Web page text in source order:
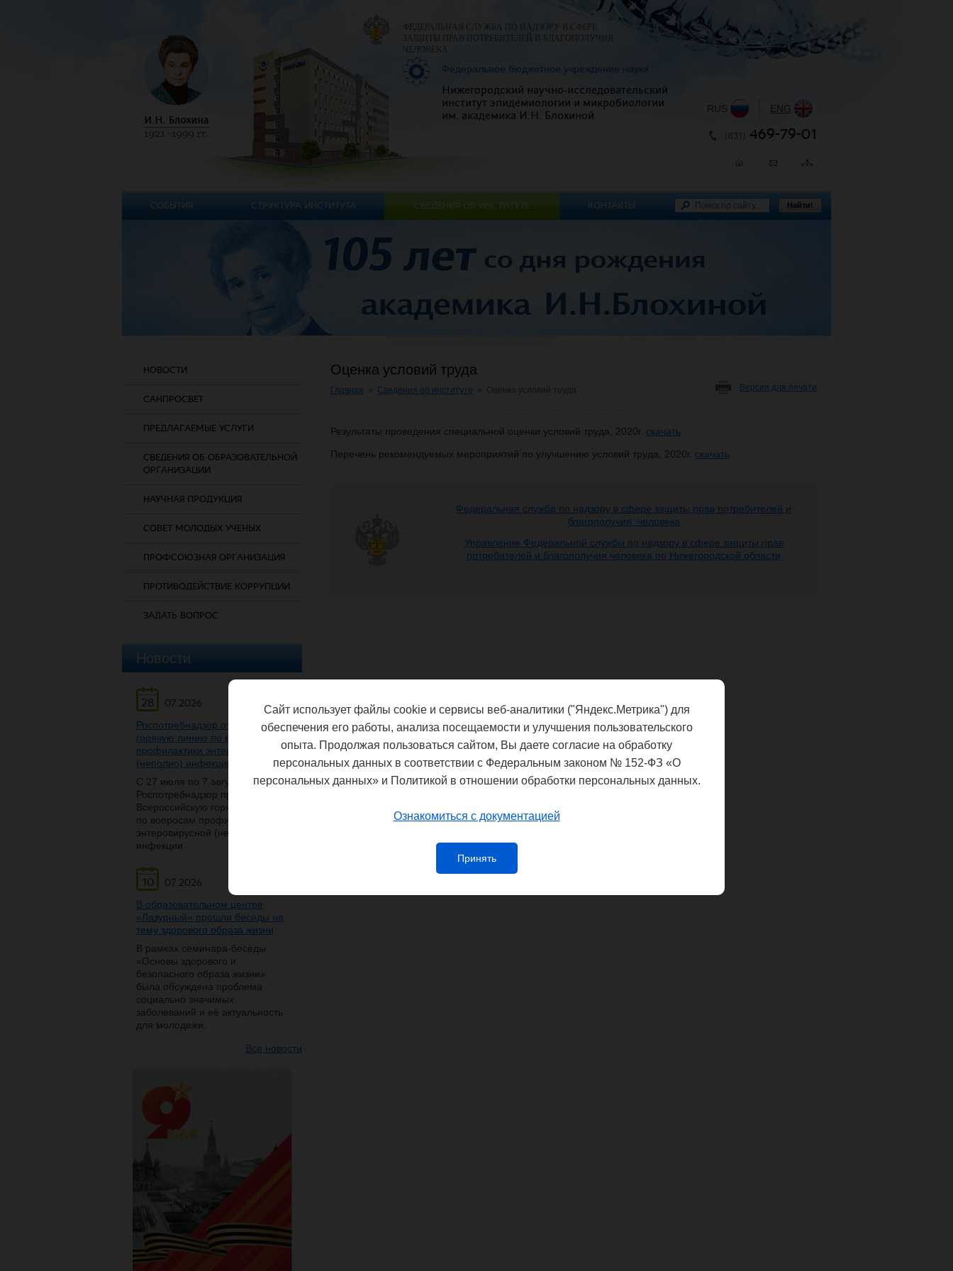
НОВОСТИ
САНПРОСВЕТ
ПРЕДЛАГАЕМЫЕ УСЛУГИ
СВЕДЕНИЯ ОБ ОБРАЗОВАТЕЛЬНОЙ
ОРГАНИЗАЦИИ
НАУЧНАЯ ПРОДУКЦИЯ
СОВЕТ МОЛОДЫХ УЧЕНЫХ
ПРОФСОЮЗНАЯ ОРГАНИЗАЦИЯ
ПРОТИВОДЕЙСТВИЕ КОРРУПЦИИ
ЗАДАТЬ ВОПРОС
Новости
28
07.2026
Роспотребнадзор открывает
горячую линию по вопросам
профилактики энтеровирусной
(неполио) инфекции
С 27 июля по 7 августа
Роспотребнадзор проведет
Всероссийскую горячую линию
по вопросам профилактики
энтеровирусной (неполио)
инфекции.
10
07.2026
В образовательном центре
«Лазурный» прошли беседы на
тему здорового образа жизни
В рамках семинара-беседы
«Основы здорового и
безопасного образа жизни»
была обсуждена проблема
социально значимых
заболеваний и её актуальность
для молодежи.
Все новости
Оценка условий труда
Главная Сведения об институте Версия для печати
Результаты проведения специальной оценки условий труда, 2020г. скачать
Перечень рекомендуемых мероприятий по улучшению условий труда, 2020г. скачать
Федеральная служба по надзору в сфере защиты прав потребителей и
благополучия человека
Управление Федеральной службы по надзору в сфере защиты прав
потребителей и благополучия человека по Нижегородской области
ФЕДЕРАЛЬНАЯ СЛУЖБА ПО НАДЗОРУ В СФЕРЕ
ЗАЩИТЫ ПРАВ ПОТРЕБИТЕЛЕЙ И БЛАГОПОЛУЧИЯ
ЧЕЛОВЕКА
Федеральное бюджетное учреждение науки
Нижегородский научно-исследовательский
институт эпидемиологии и микробиологии
им. академика И.Н. Блохиной
RUS ENG
469-79-01
СОБЫТИЯ СТРУКТУРА ИНСТИТУТА СВЕДЕНИЯ ОБ ИНСТИТУТЕ КОНТАКТЫ Найти!
Сайт использует файлы cookie и сервисы веб-аналитики ("Яндекс.Метрика") для
обеспечения его работы, анализа посещаемости и улучшения пользовательского
опыта. Продолжая пользоваться сайтом, Вы даете согласие на обработку
персональных данных в соответствии с Федеральным законом № 152-ФЗ «О
персональных данных» и Политикой в отношении обработки персональных данных.
Ознакомиться с документацией
Принять